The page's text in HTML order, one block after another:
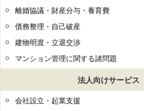
離婚協議・財産分与・養育費
債務整理・自己破産
建物明渡・立退交渉
マンション管理に関する諸問題
法人向けサービス
会社設立・起業支援